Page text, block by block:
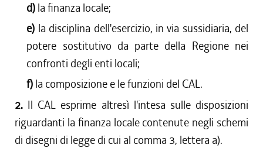
d) la finanza locale;
e) la disciplina dell'esercizio, in via sussidiaria, del
potere sostitutivo da parte della Regione nei
confronti degli enti locali;
f) la composizione e le funzioni del CAL.
2. Il CAL esprime altresì l'intesa sulle disposizioni
riguardanti la finanza locale contenute negli schemi
di disegni di legge di cui al comma 3, lettera a).